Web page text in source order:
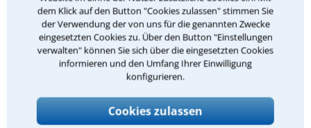
dem Klick auf den Button "Cookies zulassen" stimmen Sie
der Verwendung der von uns für die genannten Zwecke
eingesetzten Cookies zu. Über den Button "Einstellungen
verwalten" können Sie sich über die eingesetzten Cookies
informieren und den Umfang Ihrer Einwilligung
konfigurieren.
Cookies zulassen
Umgangsrecht
Unterhaltsrecht
Mietrecht
Zivilrecht